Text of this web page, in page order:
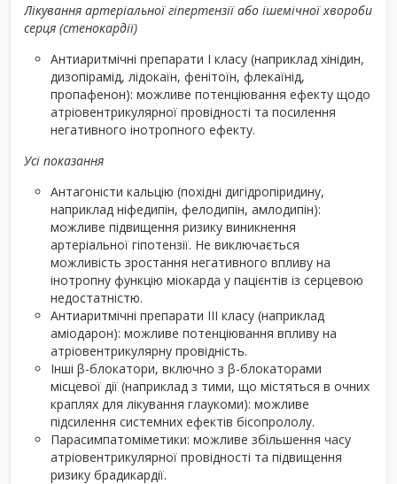
Лікування артеріальної гіпертензії або ішемічної хвороби
серця (стенокардії)
Антиаритмічні препарати І класу (наприклад хінідин,
дизопірамід, лідокаїн, фенітоїн, флекаїнід,
пропафенон): можливе потенціювання ефекту щодо
атріовентрикулярної провідності та посилення
негативного інотропного ефекту.
Усі показання
Антагоністи кальцію (похідні дигідропіридину,
наприклад ніфедипін, фелодипін, амлодипін):
можливе підвищення ризику виникнення
артеріальної гіпотензії. Не виключається
можливість зростання негативного впливу на
інотропну функцію міокарда у пацієнтів із серцевою
недостатністю.
Антиаритмічні препарати ІІІ класу (наприклад
аміодарон): можливе потенціювання впливу на
атріовентрикулярну провідність.
Інші β-блокатори, включно з β-блокаторами
місцевої дії (наприклад з тими, що містяться в очних
краплях для лікування глаукоми): можливе
підсилення системних ефектів бісопрололу.
Парасимпатоміметики: можливе збільшення часу
атріовентрикулярної провідності та підвищення
ризику брадикардії.